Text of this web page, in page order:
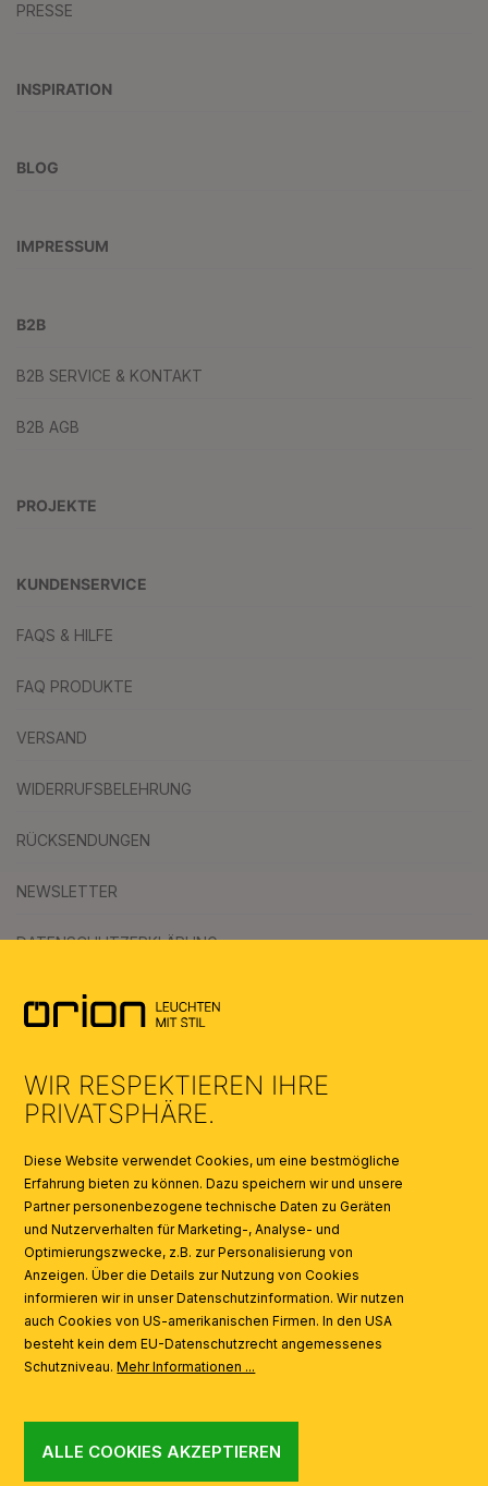
PRESSE
INSPIRATION
BLOG
IMPRESSUM
B2B
B2B SERVICE & KONTAKT
B2B AGB
PROJEKTE
KUNDENSERVICE
FAQS & HILFE
FAQ PRODUKTE
VERSAND
WIDERRUFSBELEHRUNG
RÜCKSENDUNGEN
NEWSLETTER
DATENSCHUTZERKLÄRUNG
KATALOGE
AI
WIR RESPEKTIEREN IHRE
PRIVATSPHÄRE.
Diese Website verwendet Cookies, um eine bestmögliche
Erfahrung bieten zu können. Dazu speichern wir und unsere
Partner personenbezogene technische Daten zu Geräten
und Nutzerverhalten für Marketing-, Analyse- und
Optimierungszwecke, z.B. zur Personalisierung von
Anzeigen. Über die Details zur Nutzung von Cookies
informieren wir in unser Datenschutzinformation. Wir nutzen
auch Cookies von US-amerikanischen Firmen. In den USA
besteht kein dem EU-Datenschutzrecht angemessenes
Schutzniveau.Mehr Informationen ...
ALLE COOKIES AKZEPTIEREN